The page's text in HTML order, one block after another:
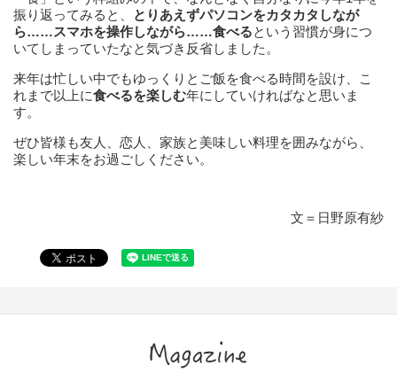
振り返ってみると、
とりあえずパソコンをカタカタしなが
ら……スマホを操作しながら……食べるという習慣が身につ
いてしまっていたなと気づき反省しました。
来年は忙しい中でもゆっくりとご飯を食べる時間を設け、こ
れまで以上に食べるを楽しむ年にしていければなと思いま
す。
ぜひ皆様も友人、恋人、家族と美味しい料理を囲みながら、
楽しい年末をお過ごしください。
文＝日野原有紗